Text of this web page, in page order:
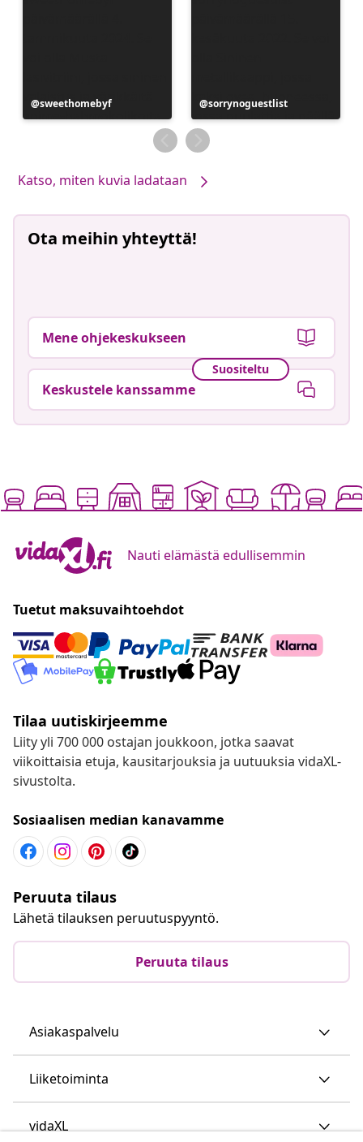
Julkaissut
sweethomebyf Julkaissut
sorrynoguestlist
Katso, miten kuvia ladataan
Ota meihin yhteyttä!
Mene ohjekeskukseen
Suositeltu
Keskustele kanssamme
Nauti elämästä edullisemmin
Tuetut maksuvaihtoehdot
Tilaa uutiskirjeemme
Liity yli 700 000 ostajan joukkoon, jotka saavat
viikoittaisia etuja, kausitarjouksia ja uutuuksia vidaXL-
sivustolta.
Sosiaalisen median kanavamme
Peruuta tilaus
Lähetä tilauksen peruutuspyyntö.
Peruuta tilaus
Asiakaspalvelu
Liiketoiminta
vidaXL